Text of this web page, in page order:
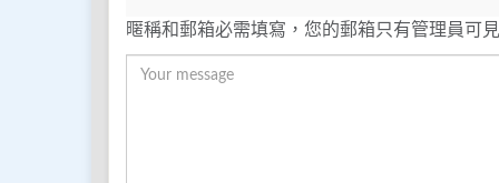
暱稱和郵箱必需填寫，您的郵箱只有管理員可